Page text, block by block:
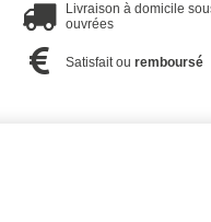
Livraison à domicile
ouvrées
Satisfait ouremboursé